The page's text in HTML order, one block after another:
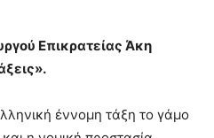
Επικρατείας Άκη
έννομη τάξη το γάμο